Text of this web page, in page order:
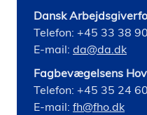
Dansk
Telefon: +45 33 38
E-mail: da@da.dk
Fagbevægelsens
Telefon: +45 35 24
E-mail: fh@fho.dk